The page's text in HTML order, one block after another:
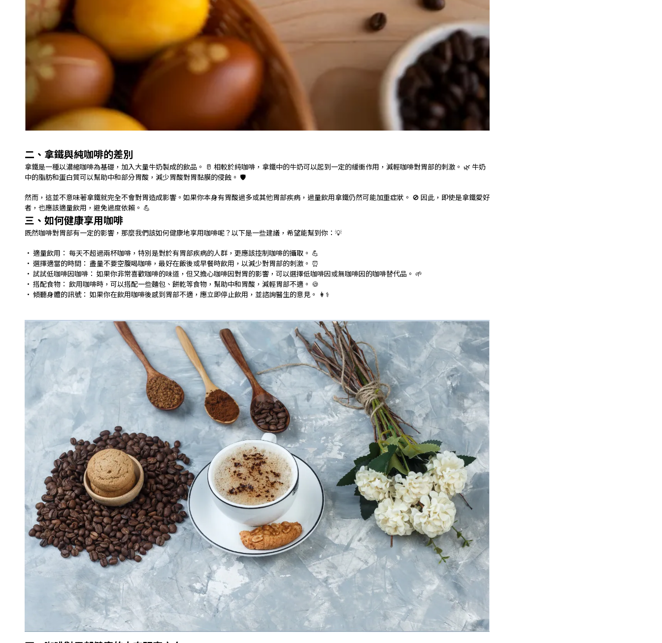
二、拿鐵與純咖啡的差別
拿鐵是一種以濃縮咖啡為基礎，加入大量牛奶製成的飲品。 🥛 相較於純咖啡，拿鐵中的牛奶可以起到一定的緩衝作用，減輕咖啡對胃部的刺激。 🌿 牛奶
中的脂肪和蛋白質可以幫助中和部分胃酸，減少胃酸對胃黏膜的侵蝕。 🛡️
然而，這並不意味著拿鐵就完全不會對胃造成影響。如果你本身有胃酸過多或其他胃部疾病，過量飲用拿鐵仍然可能加重症狀。 🚫 因此，即使是拿鐵愛好
者，也應該適量飲用，避免過度依賴。 💪
三、如何健康享用咖啡
既然咖啡對胃部有一定的影響，那麼我們該如何健康地享用咖啡呢？以下是一些建議，希望能幫到你：💡
• 適量飲用： 每天不超過兩杯咖啡，特別是對於有胃部疾病的人群，更應該控制咖啡的攝取。 💪
• 選擇適當的時間： 盡量不要空腹喝咖啡，最好在飯後或早餐時飲用，以減少對胃部的刺激。 ⏰
• 試試低咖啡因咖啡： 如果你非常喜歡咖啡的味道，但又擔心咖啡因對胃的影響，可以選擇低咖啡因或無咖啡因的咖啡替代品。 🌱
• 搭配食物： 飲用咖啡時，可以搭配一些麵包、餅乾等食物，幫助中和胃酸，減輕胃部不適。 🍪
• 傾聽身體的訊號： 如果你在飲用咖啡後感到胃部不適，應立即停止飲用，並諮詢醫生的意見。 👩⚕️